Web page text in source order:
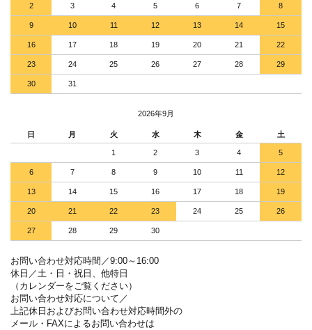
2 3 4 5 6 7 8
9 10 11 12 13 14 15
16 17 18 19 20 21 22
23 24 25 26 27 28 29
30 31
2026年9月
日 月 火 水 木 金 土
1 2 3 4 5
6 7 8 9 10 11 12
13 14 15 16 17 18 19
20 21 22 23 24 25 26
27 28 29 30
お問い合わせ対応時間／9:00～16:00
休日／土・日・祝日、他特日
（カレンダーをご覧ください）
お問い合わせ対応について／
上記休日およびお問い合わせ対応時間外の
メール・FAXによるお問い合わせは